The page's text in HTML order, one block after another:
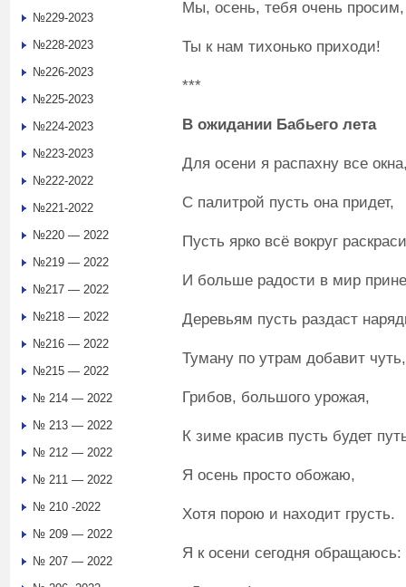
Мы, осень, тебя очень просим,
Ты к нам тихонько приходи!
***
В ожидании Бабьего лета
Для осени я распахну все
С палитрой пусть она придет,
Пусть ярко всё вокруг
И больше радости в мир
Деревьям пусть раздаст
Туману по утрам добавит чуть,
Грибов, большого урожая,
К зиме красив пусть будет
Я осень просто обожаю,
Хотя порою и находит грусть.
Я к осени сегодня обращаюсь:
№229-2023
№228-2023
№226-2023
№225-2023
№224-2023
№223-2023
№222-2022
№221-2022
№220 — 2022
№219 — 2022
№217 — 2022
№218 — 2022
№216 — 2022
№215 — 2022
№ 214 — 2022
№ 213 — 2022
№ 212 — 2022
№ 211 — 2022
№ 210 -2022
№ 209 — 2022
№ 207 — 2022